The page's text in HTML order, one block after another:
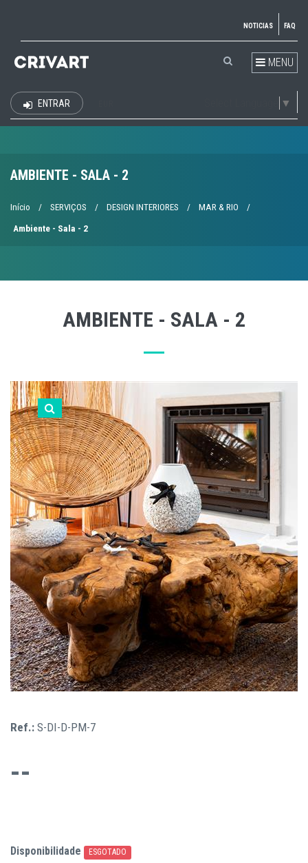
NOTICIAS FAQ
MENU
▼
ENTRAR
AMBIENTE - SALA - 2
Início / SERVIÇOS / DESIGN INTERIORES / MAR & RIO /
Ambiente - Sala - 2
AMBIENTE - SALA - 2
Ref.: S-DI-D-PM-7
--
Disponibilidade ESGOTADO